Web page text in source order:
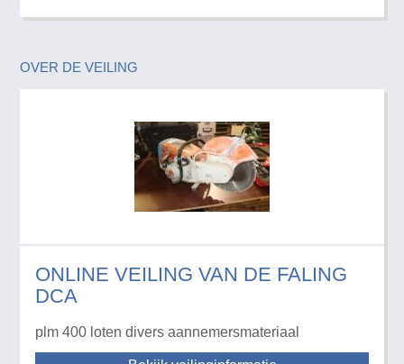
OVER DE VEILING
ONLINE VEILING VAN DE FALING
DCA
plm 400 loten divers aannemersmateriaal